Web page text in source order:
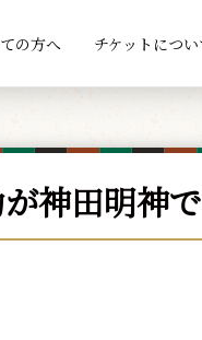
の方へ チケットについ
神田明神